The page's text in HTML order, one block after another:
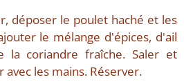
déposer le poulet haché et les
le mélange d'épices, d'ail
la coriandre fraîche. Saler et
les mains. Réserver.